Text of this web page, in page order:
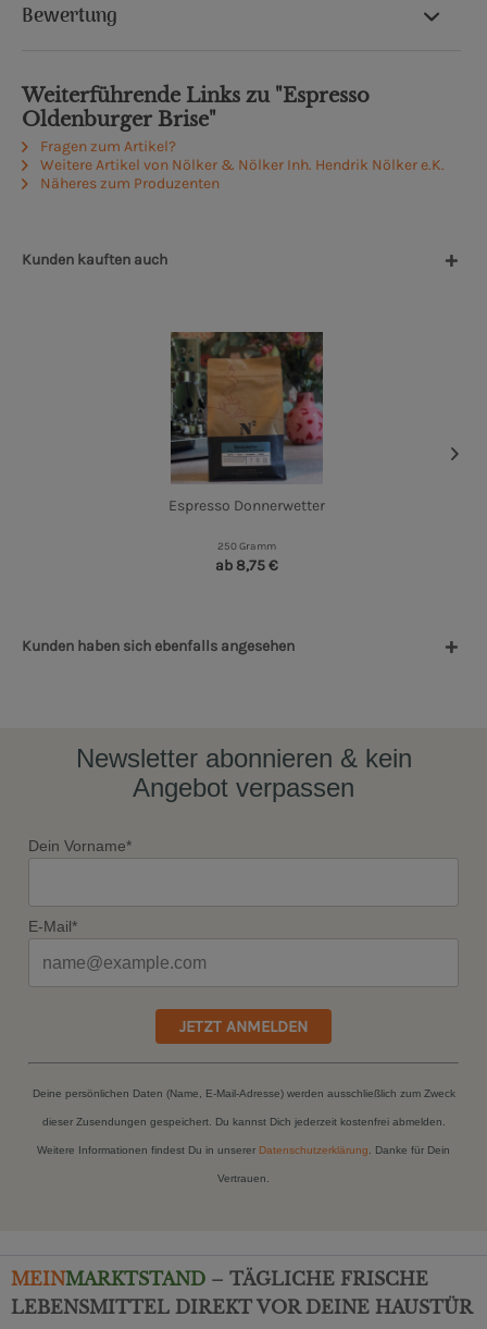
Bewertung
Weiterführende Links zu "Espresso
Oldenburger Brise"
Fragen zum Artikel?
Weitere Artikel von Nölker & Nölker Inh. Hendrik Nölker e.K.
Näheres zum Produzenten
Kunden kauften auch
Espresso Donnerwetter
250 Gramm
ab 8,75 €
Kunden haben sich ebenfalls angesehen
Newsletter abonnieren & kein
Angebot verpassen
Dein Vorname*
E-Mail*
JETZT ANMELDEN
Deine persönlichen Daten (Name, E-Mail-Adresse) werden ausschließlich zum Zweck
dieser Zusendungen gespeichert. Du kannst Dich jederzeit kostenfrei abmelden.
Weitere Informationen findest Du in unserer Datenschutzerklärung . Danke für Dein
Vertrauen.
MEINMARKTSTAND – TÄGLICHE FRISCHE
LEBENSMITTEL DIREKT VOR DEINE HAUSTÜR